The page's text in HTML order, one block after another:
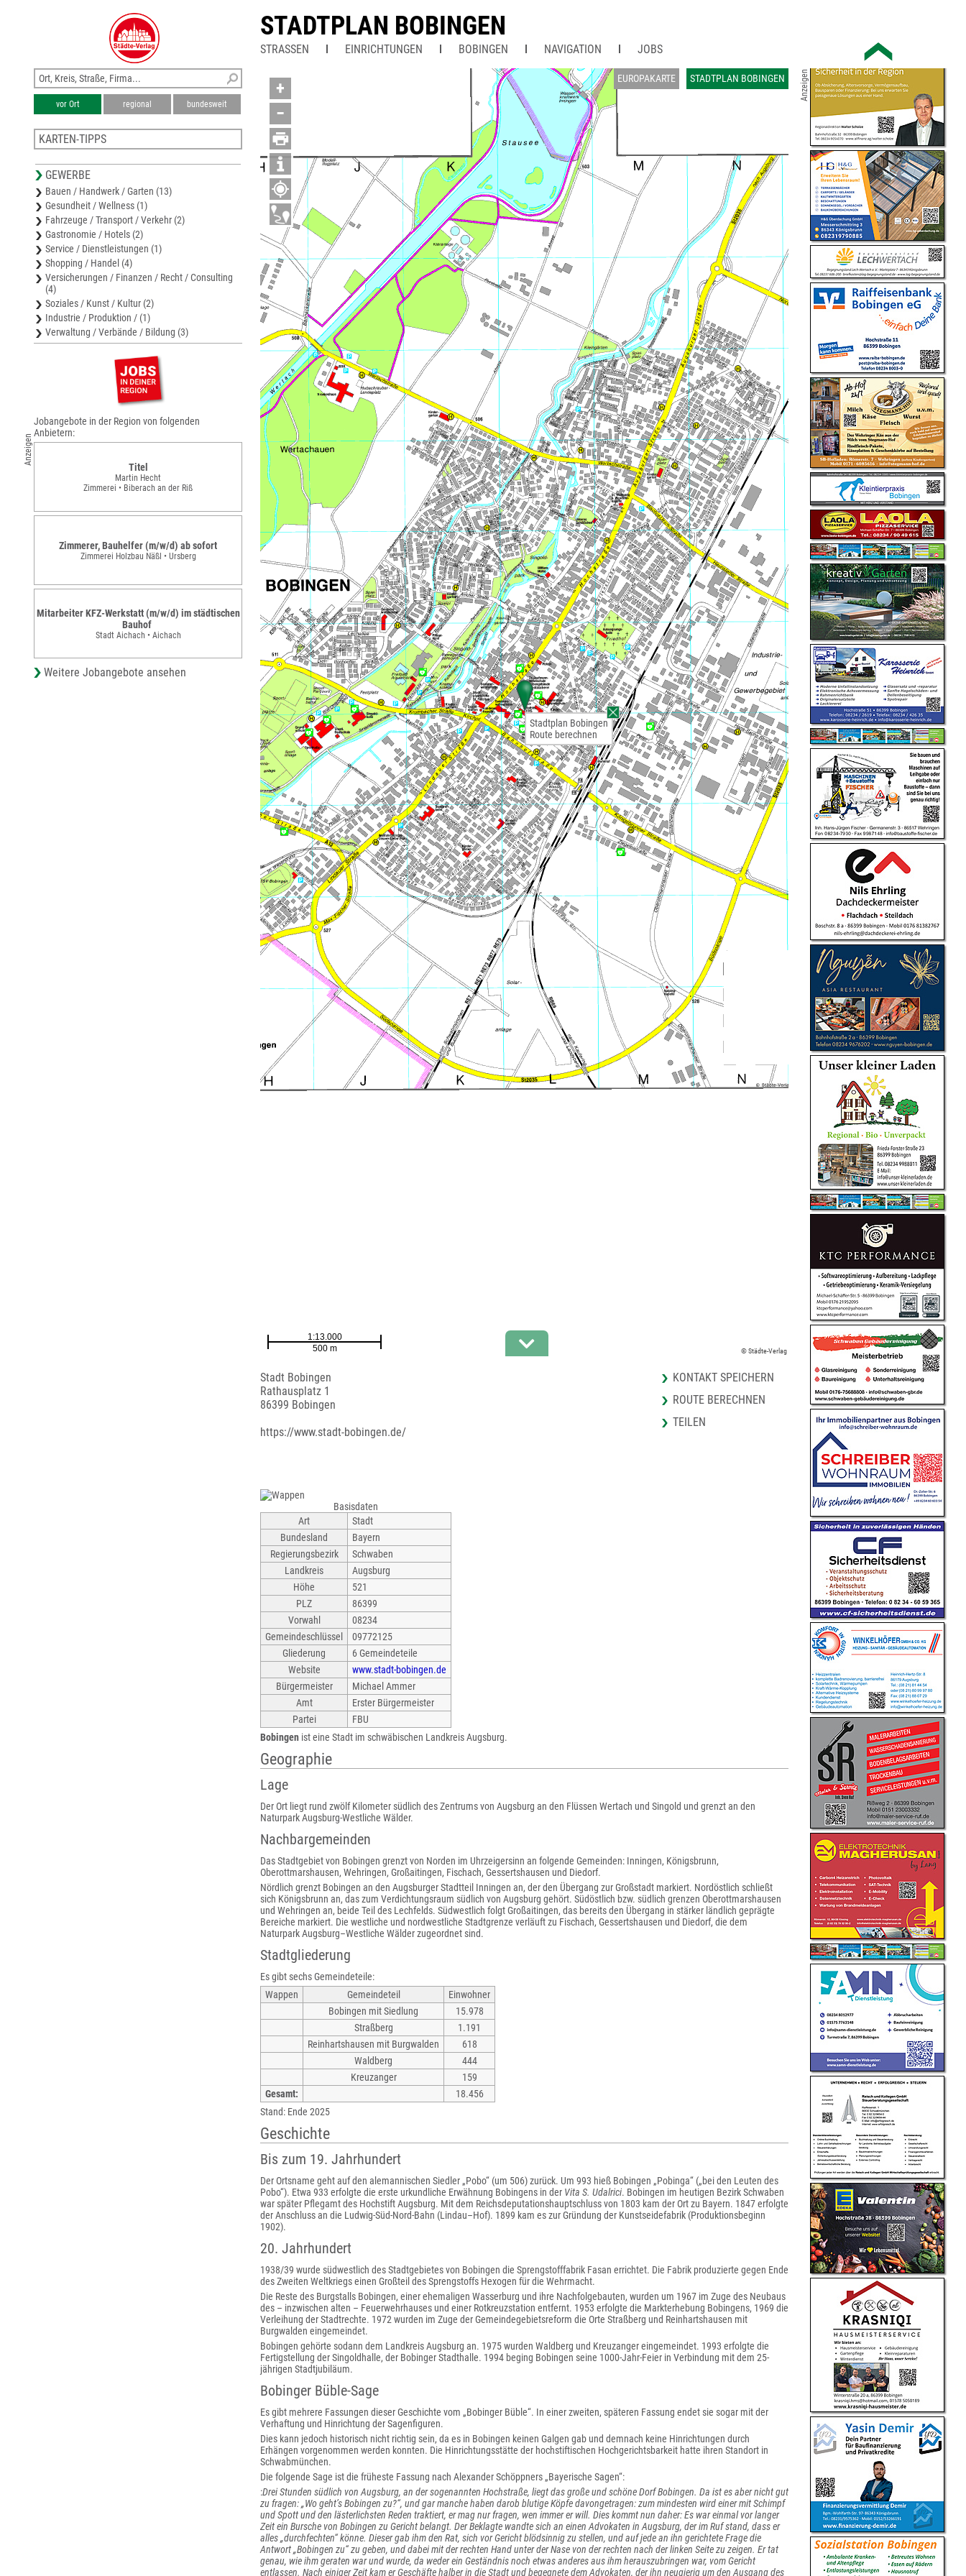
STADTPLAN BOBINGEN
STRASSEN EINRICHTUNGEN BOBINGEN NAVIGATION JOBS
EUROPAKARTE STADTPLAN BOBINGEN
+
−
© Städte-Verlag
Stadtplan Bobingen
Route berechnen
Stadt Bobingen
Rathausplatz 1
86399 Bobingen
https://www.stadt-bobingen.de/
KONTAKT SPEICHERN
ROUTE BERECHNEN
TEILEN
Basisdaten
Art
Stadt
Bundesland
Bayern
Regierungsbezirk
Schwaben
Landkreis
Augsburg
Höhe
521
PLZ
86399
Vorwahl
08234
Gemeindeschlüssel
09772125
Gliederung
6 Gemeindeteile
Website
www.stadt-bobingen.de
Bürgermeister
Michael Ammer
Amt
Erster Bürgermeister
Partei
FBU
Bobingen ist eine Stadt im schwäbischen Landkreis Augsburg.
Geographie
Lage
Der Ort liegt rund zwölf Kilometer südlich des Zentrums von Augsburg an den Flüssen Wertach und Singold und grenzt an den
Naturpark Augsburg-Westliche Wälder.
Nachbargemeinden
Das Stadtgebiet von Bobingen grenzt von Norden im Uhrzeigersinn an folgende Gemeinden: Inningen, Königsbrunn,
Oberottmarshausen, Wehringen, Großaitingen, Fischach, Gessertshausen und Diedorf.
Nördlich grenzt Bobingen an den Augsburger Stadtteil Inningen an, der den Übergang zur Großstadt markiert. Nordöstlich schließt
sich Königsbrunn an, das zum Verdichtungsraum südlich von Augsburg gehört. Südöstlich bzw. südlich grenzen Oberottmarshausen
und Wehringen an, beide Teil des Lechfelds. Südwestlich folgt Großaitingen, das bereits den Übergang in stärker ländlich geprägte
Bereiche markiert. Die westliche und nordwestliche Stadtgrenze verläuft zu Fischach, Gessertshausen und Diedorf, die dem
Naturpark Augsburg–Westliche Wälder zugeordnet sind.
Stadtgliederung
Es gibt sechs Gemeindeteile:
Wappen
Gemeindeteil
Einwohner
Bobingen mit Siedlung
15.978
Straßberg
1.191
Reinhartshausen mit Burgwalden
618
Waldberg
444
Kreuzanger
159
Gesamt:
18.456
Stand: Ende 2025
Geschichte
Bis zum 19. Jahrhundert
Der Ortsname geht auf den alemannischen Siedler „Pobo“ (um 506) zurück. Um 993 hieß Bobingen „Pobinga“ („bei den Leuten des
Pobo“). Etwa 933 erfolgte die erste urkundliche Erwähnung Bobingens in der Vita S. Udalrici. Bobingen im heutigen Bezirk Schwaben
war später Pflegamt des Hochstift Augsburg. Mit dem Reichsdeputationshauptschluss von 1803 kam der Ort zu Bayern. 1847 erfolgte
der Anschluss an die Ludwig-Süd-Nord-Bahn (Lindau–Hof). 1899 kam es zur Gründung der Kunstseidefabrik (Produktionsbeginn
1902).
20. Jahrhundert
1938/39 wurde südwestlich des Stadtgebietes von Bobingen die Sprengstofffabrik Fasan errichtet. Die Fabrik produzierte gegen Ende
des Zweiten Weltkriegs einen Großteil des Sprengstoffs Hexogen für die Wehrmacht.
Die Reste des Burgstalls Bobingen, einer ehemaligen Wasserburg und ihre Nachfolgebauten, wurden um 1967 im Zuge des Neubaus
des – inzwischen alten – Feuerwehrhauses und einer Rotkreuzstation entfernt. 1953 erfolgte die Markterhebung Bobingens, 1969 die
Verleihung der Stadtrechte. 1972 wurden im Zuge der Gemeindegebietsreform die Orte Straßberg und Reinhartshausen mit
Burgwalden eingemeindet.
Bobingen gehörte sodann dem Landkreis Augsburg an. 1975 wurden Waldberg und Kreuzanger eingemeindet. 1993 erfolgte die
Fertigstellung der Singoldhalle, der Bobinger Stadthalle. 1994 beging Bobingen seine 1000-Jahr-Feier in Verbindung mit dem 25-
jährigen Stadtjubiläum.
Bobinger Büble-Sage
Es gibt mehrere Fassungen dieser Geschichte vom „Bobinger Büble“. In einer zweiten, späteren Fassung endet sie sogar mit der
Verhaftung und Hinrichtung der Sagenfiguren.
Dies kann jedoch historisch nicht richtig sein, da es in Bobingen keinen Galgen gab und demnach keine Hinrichtungen durch
Erhängen vorgenommen werden konnten. Die Hinrichtungsstätte der hochstiftischen Hochgerichtsbarkeit hatte ihren Standort in
Schwabmünchen.
Die folgende Sage ist die früheste Fassung nach Alexander Schöppners „Bayerische Sagen“:
:Drei Stunden südlich von Augsburg, an der sogenannten Hochstraße, liegt das große und schöne Dorf Bobingen. Da ist es aber nicht gut
zu fragen: „Wo geht’s Bobingen zu?“, und gar manche haben darob blutige Köpfe davongetragen: zum mindesten wird einer mit Schimpf
und Spott und den lästerlichsten Reden traktiert, er mag nur fragen, wen immer er will. Dies kommt nun daher: Es war einmal vor langer
Zeit ein Bursche von Bobingen zu Gericht belangt. Der Beklagte wandte sich an einen Advokaten in Augsburg, der im Ruf stand, dass er
alles „durchfechten“ könne. Dieser gab ihm den Rat, sich vor Gericht blödsinnig zu stellen, und auf jede an ihn gerichtete Frage die
Antwort „Bobingen zu“ zu geben, und dabei mit der rechten Hand unter der Nase von der rechten nach der linken Seite zu zeigen. Er tat
genau, wie ihm geraten war und wurde, da weder ein Geständnis noch etwas anderes aus ihm herauszubringen war, vom Gericht
entlassen. Nach einiger Zeit kam er Geschäfte halber in die Stadt und begegnete dem Advokaten, der ihn neugierig um den Ausgang des
vor Ort regional bundesweit
KARTEN-TIPPS
Karte Augsburg
Stadtplan Augsburg
Stadtplan Schwabmünchen
Stadtplan Neusäß
GEWERBE
Bauen / Handwerk / Garten (13)
Gesundheit / Wellness (1)
Fahrzeuge / Transport / Verkehr (2)
Gastronomie / Hotels (2)
Service / Dienstleistungen (1)
Shopping / Handel (4)
Versicherungen / Finanzen / Recht / Consulting
(4)
Soziales / Kunst / Kultur (2)
Industrie / Produktion / (1)
Verwaltung / Verbände / Bildung (3)
Anzeigen
Jobangebote in der Region von folgenden
Anbietern:
Titel
Martin Hecht
Zimmerei • Biberach an der Riß
Zimmerer, Bauhelfer (m/w/d) ab sofort
Zimmerei Holzbau Näßl • Ursberg
Mitarbeiter KFZ-Werkstatt (m/w/d) im städtischen
Bauhof
Stadt Aichach • Aichach
Weitere Jobangebote ansehen
Anzeigen